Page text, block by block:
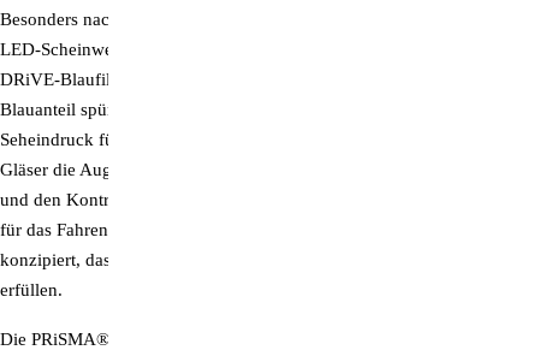
Besonders nachts kann das menschliche Auge durch die intensiven
LED-Scheinwerfer des Gegenverkehrs stark beansprucht werden. Die
DRiVE-Blaufiltergläser von PRiSMA verringern diesen hohen
Blauanteil spürbar, was zu einem angenehmeren und kontrastreicheren
Seheindruck führt. Nachts getragen, entlasten die speziellen Filter-
Gläser die Augen spürbar, während sie auch tagsüber die Sehschärfe
und den Kontrast verbessern. Die Autofahrerbrille eignet sich sowohl
für das Fahren am Tag als auch in der Nacht. Ihre Glasfilter sind so
konzipiert, dass sie alle Anforderungen für die Nachtsichttauglichkeit
erfüllen.
Die PRiSMA® P1 DRiVE Day&Night